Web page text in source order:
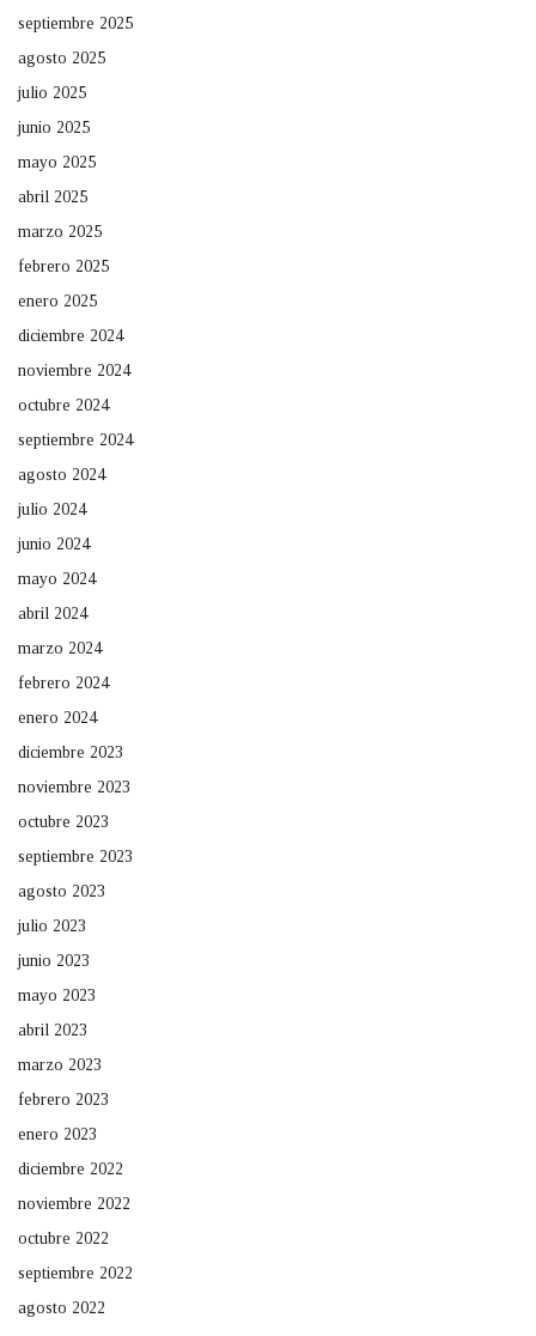
septiembre 2025
agosto 2025
julio 2025
junio 2025
mayo 2025
abril 2025
marzo 2025
febrero 2025
enero 2025
diciembre 2024
noviembre 2024
octubre 2024
septiembre 2024
agosto 2024
julio 2024
junio 2024
mayo 2024
abril 2024
marzo 2024
febrero 2024
enero 2024
diciembre 2023
noviembre 2023
octubre 2023
septiembre 2023
agosto 2023
julio 2023
junio 2023
mayo 2023
abril 2023
marzo 2023
febrero 2023
enero 2023
diciembre 2022
noviembre 2022
octubre 2022
septiembre 2022
agosto 2022